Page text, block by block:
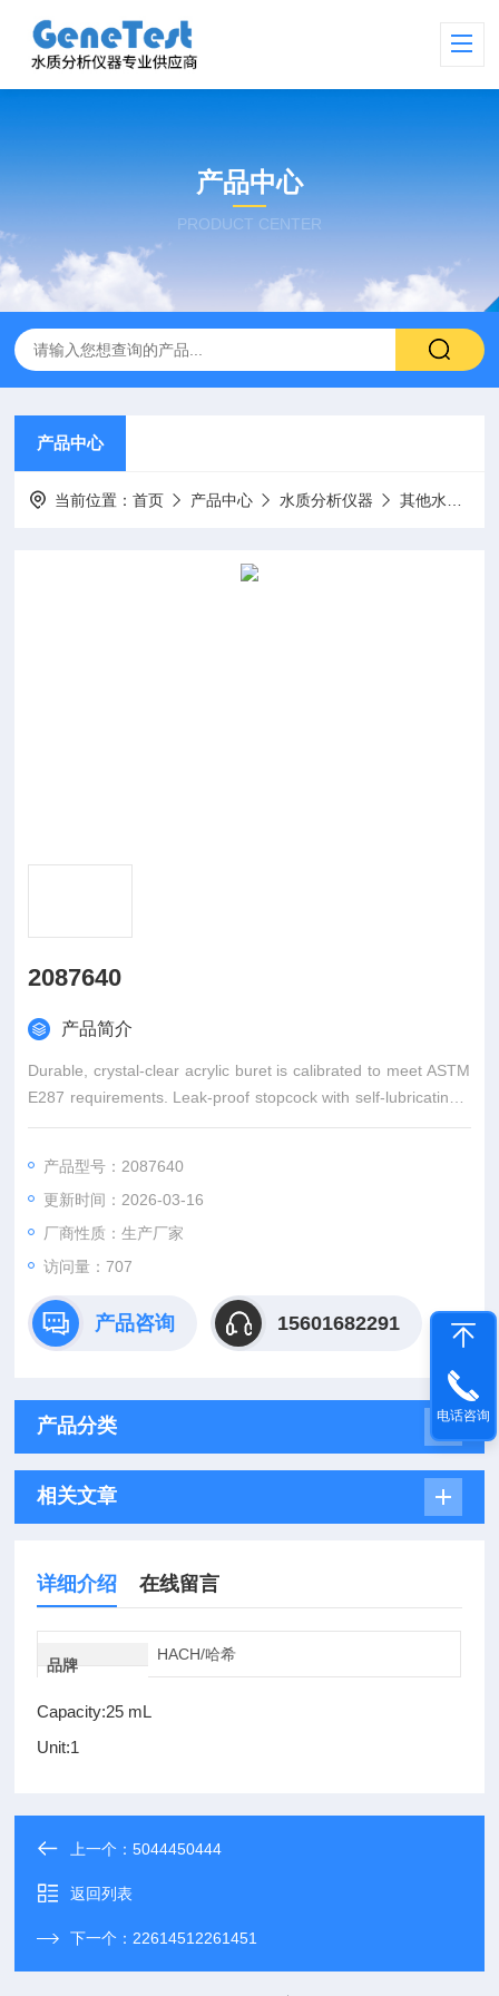
产品中心
PRODUCT CENTER
产品中心
当前位置：首页 产品中心 水质分析仪器 其他水质分析仪及配件
2087640
产品简介
Durable, crystal-clear acrylic buret is calibrated to meet ASTM
E287 requirements. Leak-proof stopcock with self-lubricating T
eflon® TFE plug. Unaffected by dilute mineral acids and bases
产品型号：2087640
更新时间：2026-03-16
厂商性质：生产厂家
访问量：707
产品咨询 15601682291
产品分类
相关文章
详细介绍 在线留言
品牌
HACH/哈希
Capacity:25 mL
Unit:1
上一个：5044450444
返回列表
下一个： 22614512261451
电话咨询